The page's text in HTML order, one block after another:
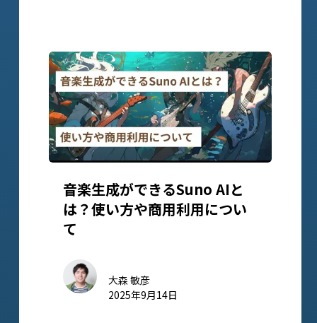
音楽生成ができるSuno AIと
は？使い方や商用利用につい
て
大森 敏彦
2025年9月14日